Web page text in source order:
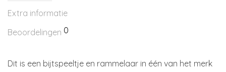
Extra informatie
Beoordelingen 0
Dit is een bijtspeeltje en rammelaar in één van het merk